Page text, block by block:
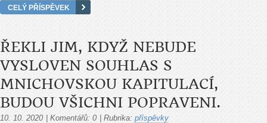
CELÝ PŘÍSPĚVEK
ŘEKLI JIM, KDYŽ NEBUDE
VYSLOVEN SOUHLAS S
MNICHOVSKOU KAPITULACÍ,
BUDOU VŠICHNI POPRAVENI.
10. 10. 2020 Komentářů: 0 Rubrika: příspěvky